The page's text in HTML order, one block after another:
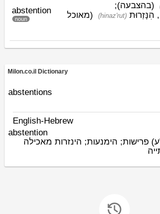
abstention
noun
(בהצבעה);
,
(hinaz'rut) הִנָּזְרוּת
(מאוכל
Milon.co.il Dictionary
abstentions
English-Hebrew
abstention
פרישות; הימנעות; הינזרות מאכילה